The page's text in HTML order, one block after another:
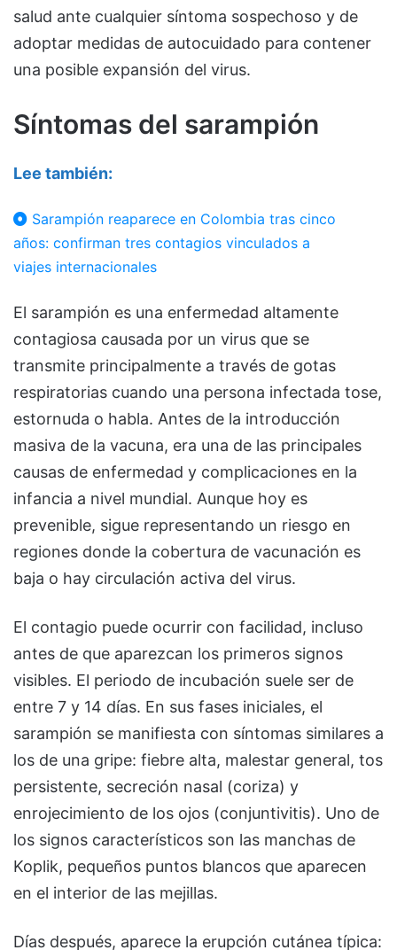
salud ante cualquier síntoma sospechoso y de
adoptar medidas de autocuidado para contener
una posible expansión del virus.
Síntomas del sarampión
Lee también:
Sarampión reaparece en Colombia tras cinco
años: confirman tres contagios vinculados a
viajes internacionales
El sarampión es una enfermedad altamente
contagiosa causada por un virus que se
transmite principalmente a través de gotas
respiratorias cuando una persona infectada tose,
estornuda o habla. Antes de la introducción
masiva de la vacuna, era una de las principales
causas de enfermedad y complicaciones en la
infancia a nivel mundial. Aunque hoy es
prevenible, sigue representando un riesgo en
regiones donde la cobertura de vacunación es
baja o hay circulación activa del virus.
El contagio puede ocurrir con facilidad, incluso
antes de que aparezcan los primeros signos
visibles. El periodo de incubación suele ser de
entre 7 y 14 días. En sus fases iniciales, el
sarampión se manifiesta con síntomas similares a
los de una gripe: fiebre alta, malestar general, tos
persistente, secreción nasal (coriza) y
enrojecimiento de los ojos (conjuntivitis). Uno de
los signos característicos son las manchas de
Koplik, pequeños puntos blancos que aparecen
en el interior de las mejillas.
Días después, aparece la erupción cutánea típica: